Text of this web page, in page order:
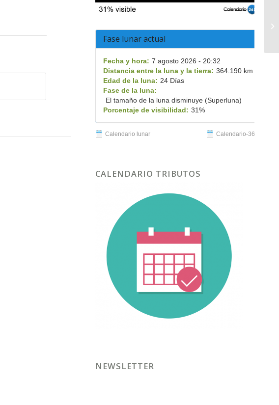
Fase lunar actual
Fecha y hora: 7 agosto 2026 - 20:32
Distancia entre la luna y la tierra: 364.190 km
Edad de la luna: 24 Días
Fase de la luna:
El tamaño de la luna disminuye (Superluna)
Porcentaje de visibilidad: 31%
Calendario lunar Calendario-365.es
CALENDARIO TRIBUTOS
NEWSLETTER